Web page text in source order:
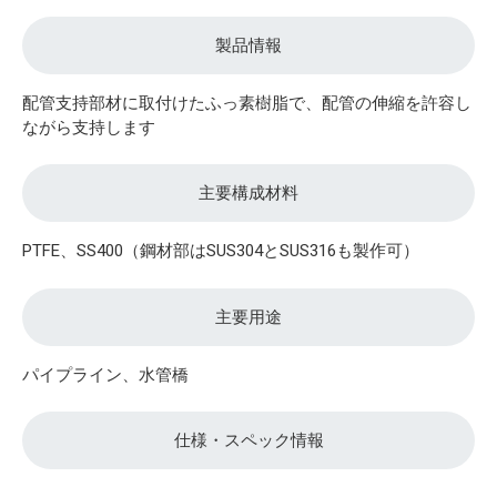
製品情報
配管支持部材に取付けたふっ素樹脂で、配管の伸縮を許容し
ながら支持します
主要構成材料
PTFE、SS400（鋼材部はSUS304とSUS316も製作可）
主要用途
パイプライン、水管橋
仕様・スペック情報